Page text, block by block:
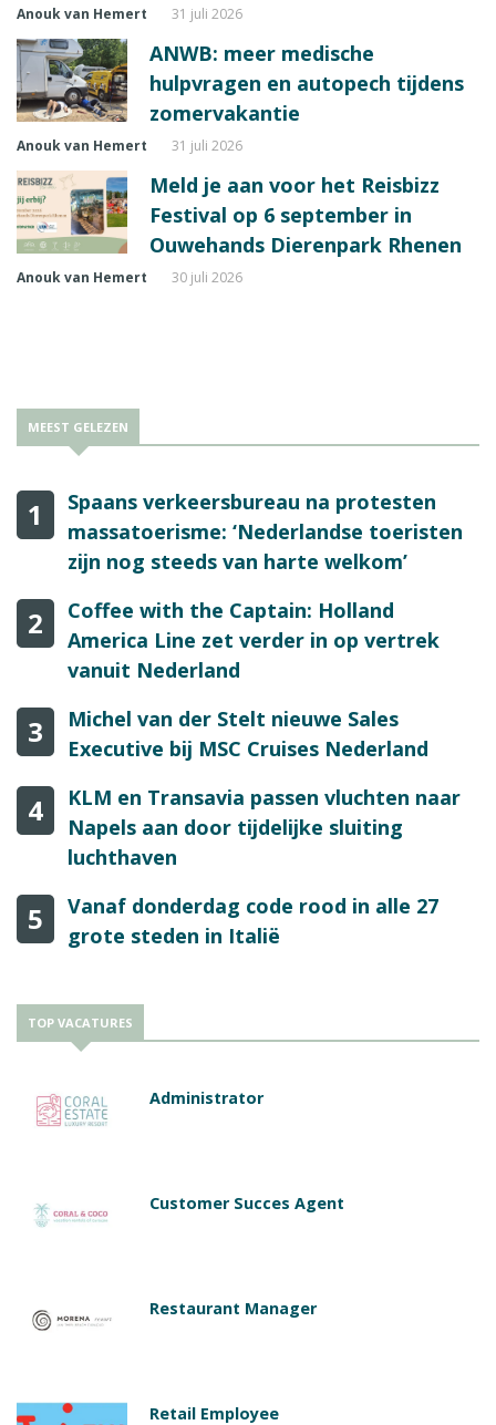
Anouk van Hemert 31 juli 2026
ANWB: meer medische
hulpvragen en autopech tijdens
zomervakantie
Anouk van Hemert 31 juli 2026
Meld je aan voor het Reisbizz
Festival op 6 september in
Ouwehands Dierenpark Rhenen
Anouk van Hemert 30 juli 2026
MEEST GELEZEN
1
Spaans verkeersbureau na protesten
massatoerisme: ‘Nederlandse toeristen
zijn nog steeds van harte welkom’
2
Coffee with the Captain: Holland
America Line zet verder in op vertrek
vanuit Nederland
3
Michel van der Stelt nieuwe Sales
Executive bij MSC Cruises Nederland
4
KLM en Transavia passen vluchten naar
Napels aan door tijdelijke sluiting
luchthaven
5
Vanaf donderdag code rood in alle 27
grote steden in Italië
TOP VACATURES
Administrator
Customer Succes Agent
Restaurant Manager
Retail Employee